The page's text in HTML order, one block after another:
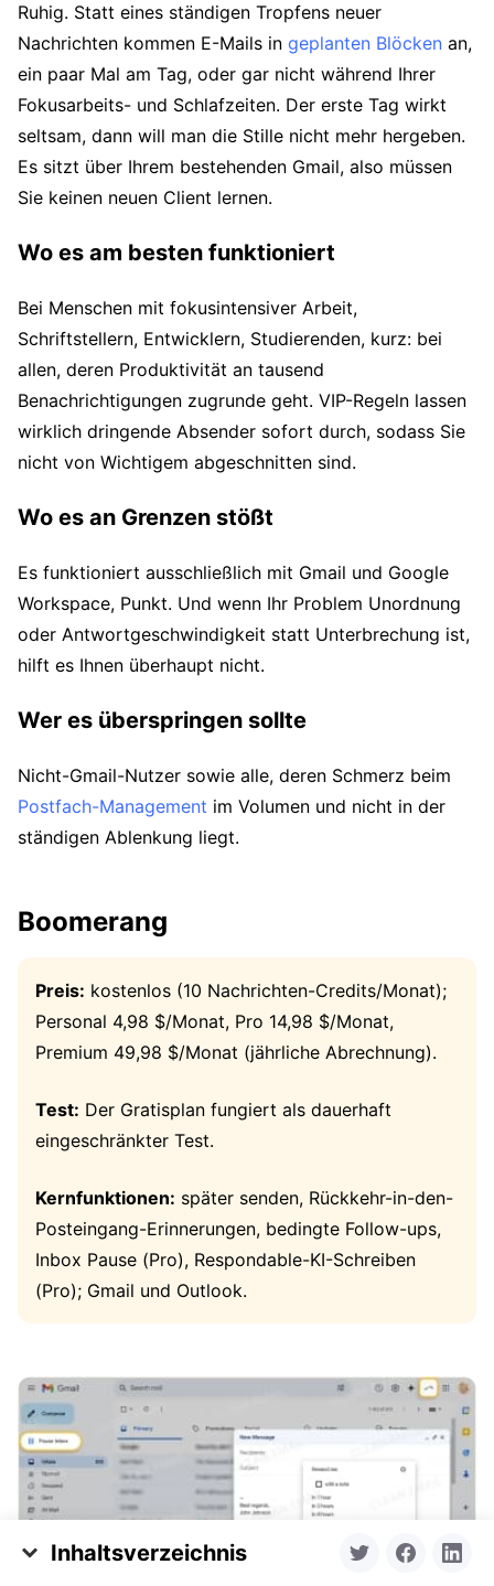
Inhaltsverzeichnis
Ruhig. Statt eines ständigen Tropfens neuer
Nachrichten kommen E-Mails in geplanten Blöcken an,
ein paar Mal am Tag, oder gar nicht während Ihrer
Fokusarbeits- und Schlafzeiten. Der erste Tag wirkt
seltsam, dann will man die Stille nicht mehr hergeben.
Es sitzt über Ihrem bestehenden Gmail, also müssen
Sie keinen neuen Client lernen.
Wo es am besten funktioniert
Bei Menschen mit fokusintensiver Arbeit,
Schriftstellern, Entwicklern, Studierenden, kurz: bei
allen, deren Produktivität an tausend
Benachrichtigungen zugrunde geht. VIP-Regeln lassen
wirklich dringende Absender sofort durch, sodass Sie
nicht von Wichtigem abgeschnitten sind.
Wo es an Grenzen stößt
Es funktioniert ausschließlich mit Gmail und Google
Workspace, Punkt. Und wenn Ihr Problem Unordnung
oder Antwortgeschwindigkeit statt Unterbrechung ist,
hilft es Ihnen überhaupt nicht.
Wer es überspringen sollte
Nicht-Gmail-Nutzer sowie alle, deren Schmerz beim
Postfach-Management im Volumen und nicht in der
ständigen Ablenkung liegt.
Boomerang
Preis: kostenlos (10 Nachrichten-Credits/Monat);
Personal 4,98 $/Monat, Pro 14,98 $/Monat,
Premium 49,98 $/Monat (jährliche Abrechnung).
Test: Der Gratisplan fungiert als dauerhaft
eingeschränkter Test.
Kernfunktionen: später senden, Rückkehr-in-den-
Posteingang-Erinnerungen, bedingte Follow-ups,
Inbox Pause (Pro), Respondable-KI-Schreiben
(Pro); Gmail und Outlook.